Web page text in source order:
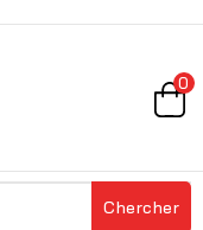
0
Chercher